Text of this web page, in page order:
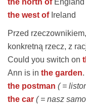
the north ofEngland
the west ofIreland
Przed
konkretną rzecz, z
Could you switch on
Ann is in the garden.
the postman ( =
the car ( = nasz